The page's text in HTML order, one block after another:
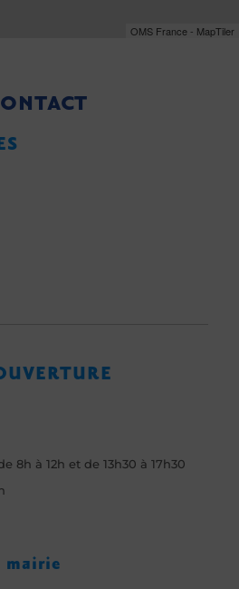
OMS France - MapTiler
8h à 12h et de 13h30 à 17h30
mairie